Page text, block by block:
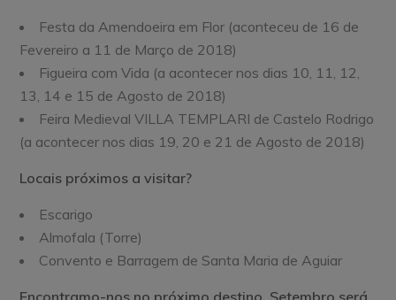
Festa da Amendoeira em Flor (aconteceu de 16 de
Fevereiro a 11 de Março de 2018)
Figueira com Vida (a acontecer nos dias 10, 11, 12,
13, 14 e 15 de Agosto de 2018)
Feira Medieval VILLA TEMPLARI de Castelo Rodrigo
(a acontecer nos dias 19, 20 e 21 de Agosto de 2018)
Locais próximos a visitar?
Escarigo
Almofala (Torre)
Convento e Barragem de Santa Maria de Aguiar
Encontramo-nos no próximo destino, Setembro será